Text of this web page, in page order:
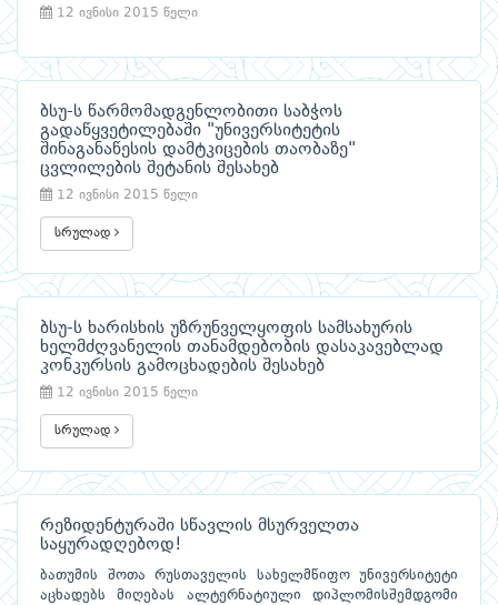
12 ივნისი 2015 წელი
ბსუ-ს წარმომადგენლობითი საბჭოს
გადაწყვეტილებაში "უნივერსიტეტის
შინაგანაწესის დამტკიცების თაობაზე"
ცვლილების შეტანის შესახებ
12 ივნისი 2015 წელი
სრულად
ბსუ-ს ხარისხის უზრუნველყოფის სამსახურის
ხელმძღვანელის თანამდებობის დასაკავებლად
კონკურსის გამოცხადების შესახებ
12 ივნისი 2015 წელი
სრულად
რეზიდენტურაში სწავლის მსურველთა
საყურადღებოდ!
ბათუმის შოთა რუსთაველის სახელმწიფო უნივერსიტეტი
აცხადებს მიღებას ალტერნატიული დიპლომისშემდგომი